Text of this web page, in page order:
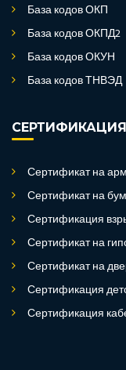
База кодов ОКП
База кодов ОКПД2
База кодов ОКУН
База кодов ТНВЭД
Сертификат на
Сертификат на
Сертификация
Сертификат на
Сертификат на
Сертификация
Сертификация